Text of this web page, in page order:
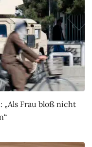
„Als Frau bloß nicht